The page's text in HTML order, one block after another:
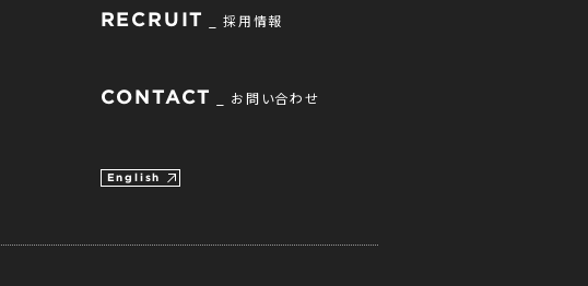
RECRUIT 採用情報
CONTACT お問い合わせ
English